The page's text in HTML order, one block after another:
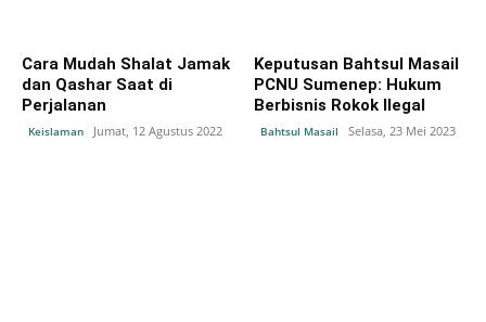
Cara Mudah Shalat Jamak
dan Qashar Saat di
Perjalanan
Keislaman Jumat, 12 Agustus 2022
Keputusan Bahtsul Masail
PCNU Sumenep: Hukum
Berbisnis Rokok Ilegal
Bahtsul Masail Selasa, 23 Mei 2023